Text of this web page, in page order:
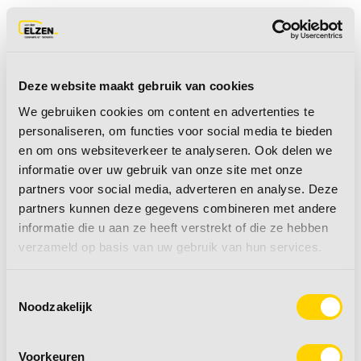
Deze website maakt gebruik van cookies
We gebruiken cookies om content en advertenties te
personaliseren, om functies voor social media te bieden
en om ons websiteverkeer te analyseren. Ook delen we
informatie over uw gebruik van onze site met onze
partners voor social media, adverteren en analyse. Deze
partners kunnen deze gegevens combineren met andere
informatie die u aan ze heeft verstrekt of die ze hebben
verzameld op basis van uw gebruik van hun services.
Noodzakelijk
Voorkeuren
Direct warmte,
zonder gedoe?
Koop een
gaskachel!
onderhoud. Zeker op koelere avonden of tijdens